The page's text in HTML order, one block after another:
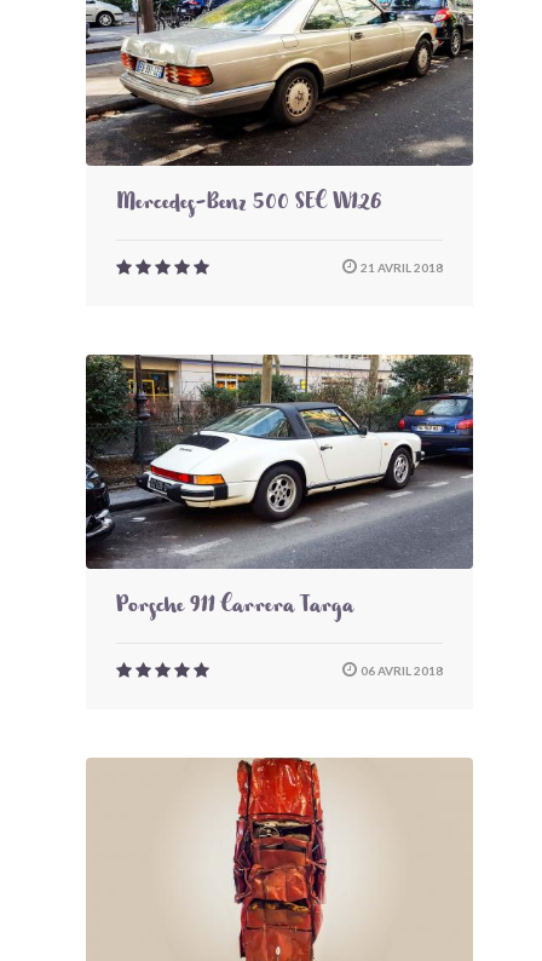
Mercedes-Benz 500 SEC W126
21 AVRIL 2018
Porsche 911 Carrera Targa
06 AVRIL 2018